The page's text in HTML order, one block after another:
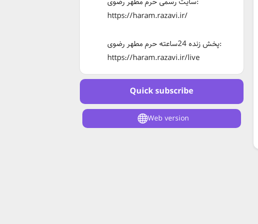
https://haram.razavi.ir/
پخش زنده 24ساعته حرم مطهر رضوی:
https://haram.razavi.ir/live
Quick subscribe
Web version